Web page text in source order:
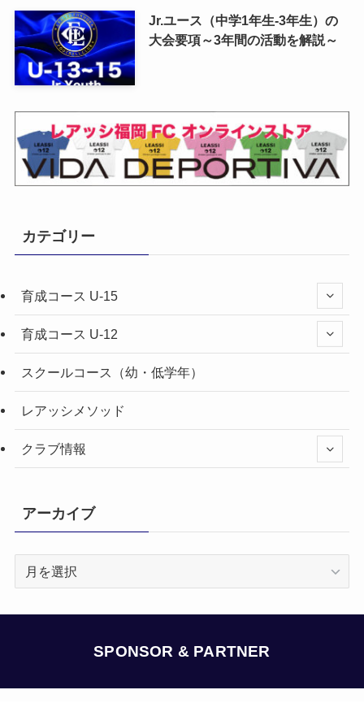
Jr.ユース（中学1年生-3年生）の
大会要項～3年間の活動を解説～
カテゴリー
育成コース U-15
育成コース U-12
スクールコース（幼・低学年）
レアッシメソッド
クラブ情報
アーカイブ
SPONSOR & PARTNER